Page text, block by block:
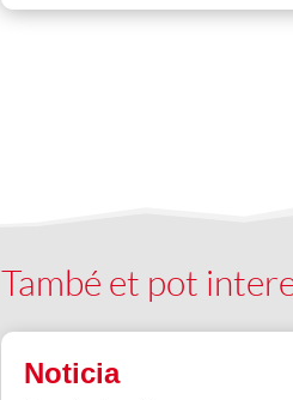
També et pot
Noticia